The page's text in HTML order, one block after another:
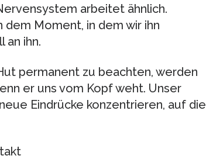
arbeitet ähnlich.
Moment, in dem wir ihn
an ihn.
permanent zu beachten, werden
er uns vom Kopf weht. Unser
Eindrücke konzentrieren, auf die